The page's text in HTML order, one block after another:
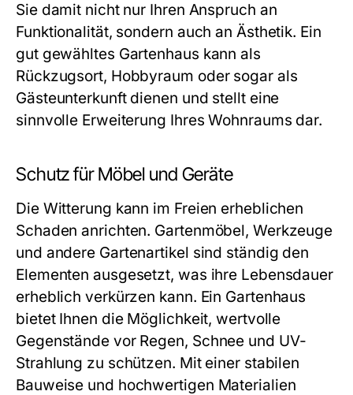
Sie damit nicht nur Ihren Anspruch an
Funktionalität, sondern auch an Ästhetik. Ein
gut gewähltes Gartenhaus kann als
Rückzugsort, Hobbyraum oder sogar als
Gästeunterkunft dienen und stellt eine
sinnvolle Erweiterung Ihres Wohnraums dar.
Schutz für Möbel und Geräte
Die Witterung kann im Freien erheblichen
Schaden anrichten. Gartenmöbel, Werkzeuge
und andere Gartenartikel sind ständig den
Elementen ausgesetzt, was ihre Lebensdauer
erheblich verkürzen kann. Ein Gartenhaus
bietet Ihnen die Möglichkeit, wertvolle
Gegenstände vor Regen, Schnee und UV-
Strahlung zu schützen. Mit einer stabilen
Bauweise und hochwertigen Materialien